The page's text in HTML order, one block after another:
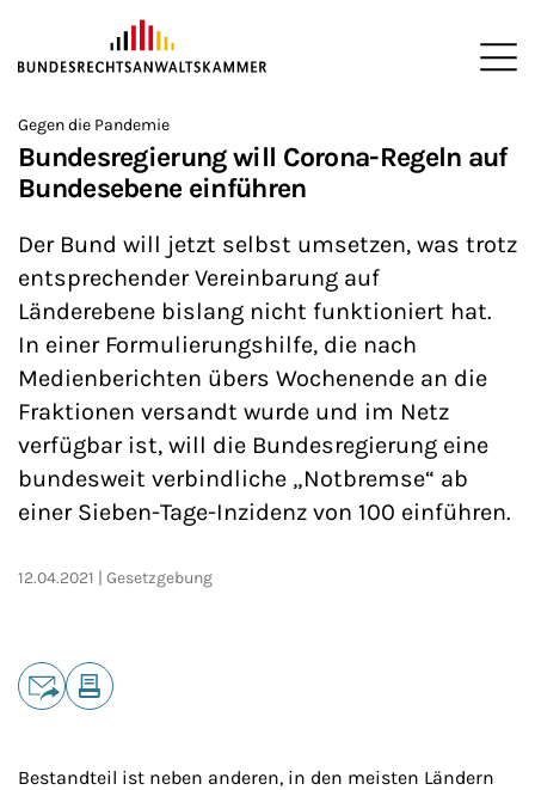
ZUM HAUPTINHALT SPRINGEN
Sie befinden sich hier:
>
Startseite
>
Newsroom
Gegen die Pandemie
Bundesregierung will Corona-Regeln auf
Bundesebene einführen
Der Bund will jetzt selbst umsetzen, was trotz
entsprechender Vereinbarung auf
Länderebene bislang nicht funktioniert hat.
In einer Formulierungshilfe, die nach
Medienberichten übers Wochenende an die
Fraktionen versandt wurde und im Netz
verfügbar ist, will die Bundesregierung eine
bundesweit verbindliche „Notbremse“ ab
einer Sieben-Tage-Inzidenz von 100 einführen.
12.04.2021 Gesetzgebung
Teilen
Bestandteil ist neben anderen, in den meisten Ländern